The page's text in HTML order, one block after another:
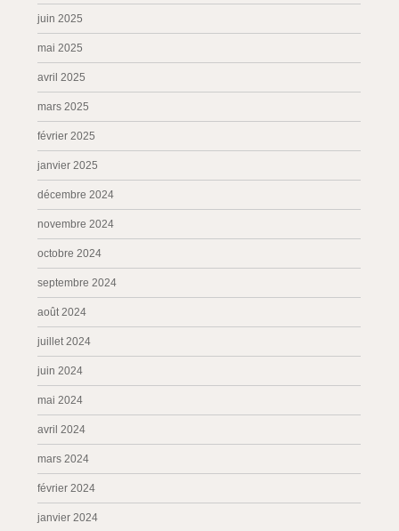
juin 2025
mai 2025
avril 2025
mars 2025
février 2025
janvier 2025
décembre 2024
novembre 2024
octobre 2024
septembre 2024
août 2024
juillet 2024
juin 2024
mai 2024
avril 2024
mars 2024
février 2024
janvier 2024